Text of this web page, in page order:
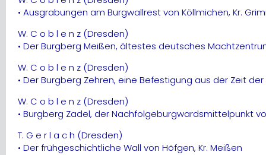
• Ausgrabungen am Burgwallrest von Köllmichen, Kr.
W. C o b l e n z (Dresden)
• Der Burgberg Meißen, ältestes deutsches
W. C o b l e n z (Dresden)
• Der Burgberg Zehren, eine Befestigung aus der Zeit
W. C o b l e n z (Dresden)
• Burgberg Zadel, der Nachfolgeburgwardsmittelpunkt
T. G e r l a c h (Dresden)
• Der frühgeschichtliche Wall von Höfgen, Kr. Meißen